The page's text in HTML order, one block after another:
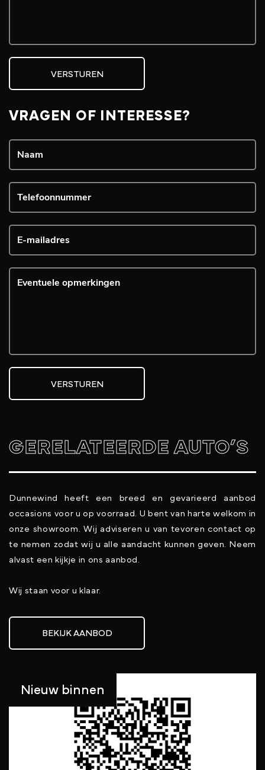
VERSTUREN
VRAGEN OF INTERESSE?
VERSTUREN
GERELATEERDE AUTO’S
Dunnewind heeft een breed en gevarieerd aanbod
occasions voor u op voorraad. U bent van harte welkom in
onze showroom. Wij adviseren u van tevoren contact op
te nemen zodat wij u alle aandacht kunnen geven. Neem
alvast een kijkje in ons aanbod.
Wij staan voor u klaar.
BEKIJK AANBOD
Nieuw binnen